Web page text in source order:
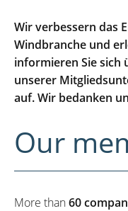
Wir verbessern das
Windbranche und
informieren Sie sich
unserer
auf. Wir bedanken
Our
More than60